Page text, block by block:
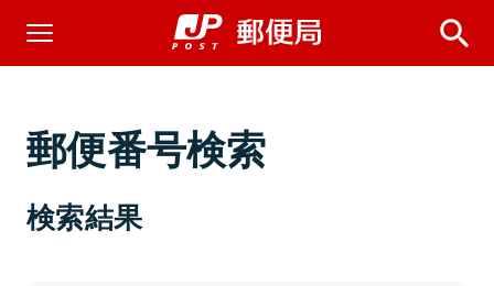
郵便番号検索
検索結果